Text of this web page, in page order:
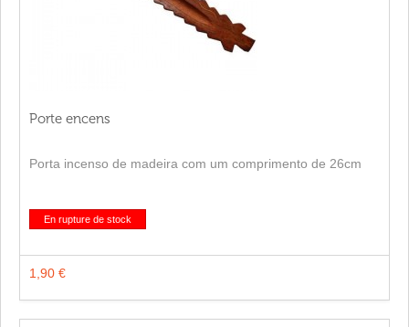
Porte encens
Porta incenso de madeira com um comprimento de 26cm
En rupture de stock
1,90 €